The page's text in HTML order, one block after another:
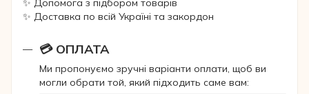
✨ Допомога з підбором товарів
✨ Доставка по всій Україні та закордон
💳 ОПЛАТА
Ми пропонуємо зручні варіанти оплати, щоб ви
могли обрати той, який підходить саме вам: